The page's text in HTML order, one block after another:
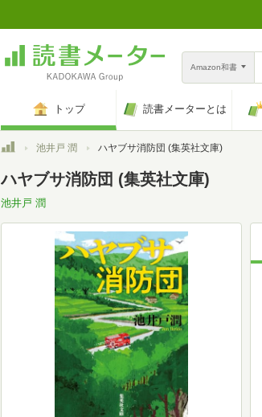
Amazon和書
トップ 読書メーターとは
トップ池井戸 潤 ハヤブサ消防団 (集英社文庫)
ハヤブサ消防団 (集英社文庫)
池井戸 潤